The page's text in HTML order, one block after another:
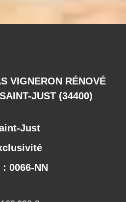
VIGNERON RÉNOVÉ
JUST (34400)
Just
: 0066-NN